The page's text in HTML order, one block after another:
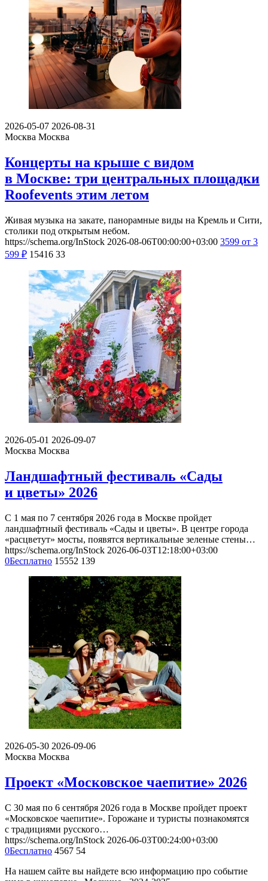
2026-05-07 2026-08-31
Москва Москва
Концерты на крыше с видом
в Москве: три центральных площадки
Roofevents этим летом
Живая музыка на закате, панорамные виды на Кремль и Сити,
столики под открытым небом.
https://schema.org/InStock 2026-08-06T00:00:00+03:00 3599 от 3
599 ₽ 15416 33
2026-05-01 2026-09-07
Москва Москва
Ландшафтный фестиваль «Сады
и цветы» 2026
С 1 мая по 7 сентября 2026 года в Москве пройдет
ландшафтный фестиваль «Сады и цветы». В центре города
«расцветут» мосты, появятся вертикальные зеленые стены…
https://schema.org/InStock 2026-06-03T12:18:00+03:00
0Бесплатно 15552 139
2026-05-30 2026-09-06
Москва Москва
Проект «Московское чаепитие» 2026
С 30 мая по 6 сентября 2026 года в Москве пройдет проект
«Московское чаепитие». Горожане и туристы познакомятся
с традициями русского…
https://schema.org/InStock 2026-06-03T00:24:00+03:00
0Бесплатно 4567 54
На нашем сайте вы найдете всю информацию про событие